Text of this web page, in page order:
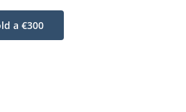
a €300